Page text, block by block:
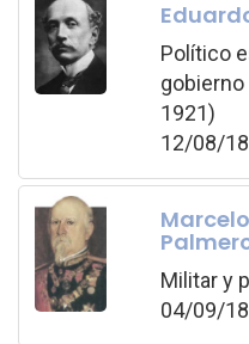
Político
1921)
12/08/
Militar y
04/09/